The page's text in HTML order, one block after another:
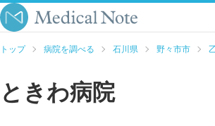
トップ 病院を調べる 石川県 野々市市
ときわ病院